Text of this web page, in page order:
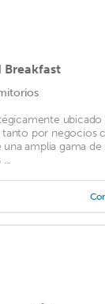
Breakfast
tanto por negocios
amplia gama de